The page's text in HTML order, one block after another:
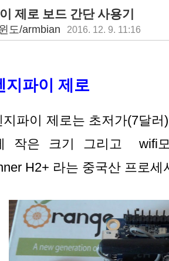
제로 보드 간단 사용기
도/armbian 2016. 12. 9. 11:16
지파이 제로
지파이 제로는 초저가(7달
작은 크기 그리고  wifi
H2+ 라는 중국산 프로세